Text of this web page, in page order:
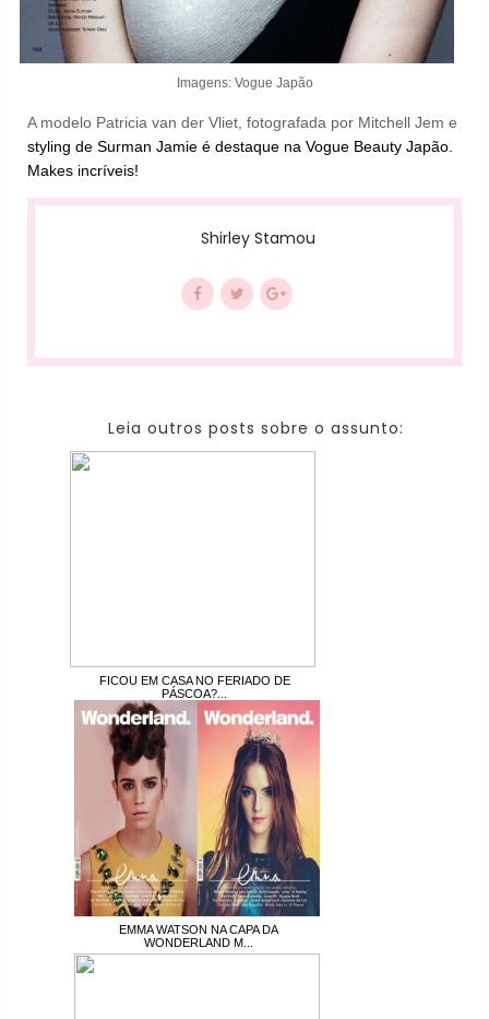
Imagens: Vogue Japão
A modelo Patricia van der Vliet, fotografada por Mitchell Jem e
styling de Surman Jamie é destaque na Vogue Beauty Japão.
Makes incríveis!
Shirley Stamou
Leia outros posts sobre o assunto:
FICOU EM CASA NO FERIADO DE
PÁSCOA?...
EMMA WATSON NA CAPA DA
WONDERLAND M...